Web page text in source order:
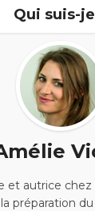
Qui suis-
et autrice
préparation